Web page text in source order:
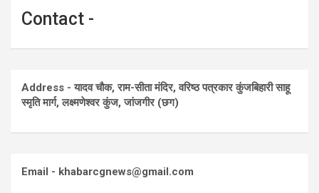
Contact -
Address - यादव चौक, राम-सीता मंदिर, वरिष्ठ पत्रकार कुंजबिहारी साहू
स्मृति मार्ग, लक्ष्मणेश्वर कुंज, जांजगीर (छग)
Email - khabarcgnews@gmail.com